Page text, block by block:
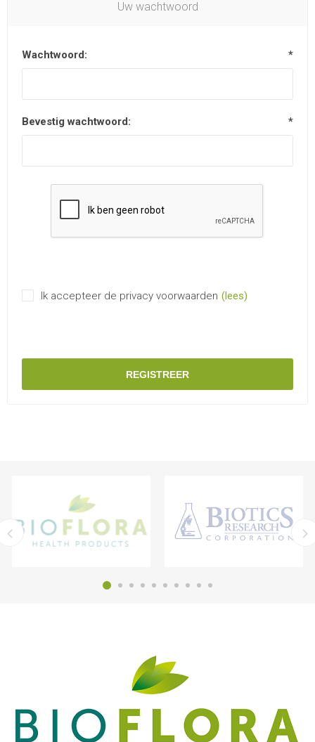
Uw wachtwoord
Wachtwoord: *
Bevestig wachtwoord: *
Ik accepteer de privacy voorwaarden (lees)
REGISTREER